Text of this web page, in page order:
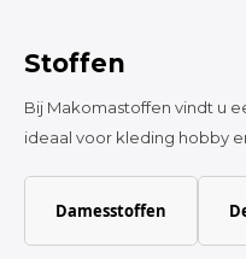
Stoffen
Bij Makomastoffen vindt u
ideaal voor kleding hobby
Damesstoffen